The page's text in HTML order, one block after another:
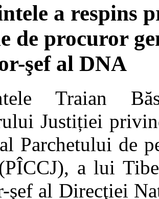
a respins
de procuror
şef al DNA
Traian
Justiției
Parchetului de
a lui
şef al Direcţiei